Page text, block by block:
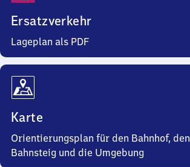
Ersatzverkehr
Lageplan als PDF
Karte
Orientierungsplan für den Bahnhof, den
Bahnsteig und die Umgebung